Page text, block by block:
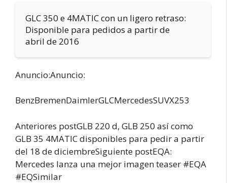
GLC 350 e 4MATIC con un ligero retraso:
Disponible para pedidos a partir de
abril de 2016
Anuncio:Anuncio:
BenzBremenDaimlerGLCMercedesSUVX253
Anteriores postGLB 220 d, GLB 250 así como
GLB 35 4MATIC disponibles para pedir a partir
del 18 de diciembreSiguiente postEQA:
Mercedes lanza una mejor imagen teaser #EQA
#EQSimilar